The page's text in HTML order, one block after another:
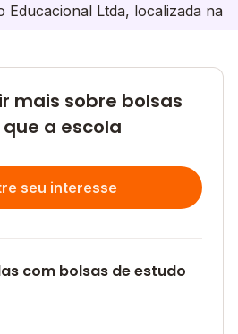
Educacional Ltda, localizada na
mais sobre bolsas
a escola
seu interesse
com bolsas de estudo